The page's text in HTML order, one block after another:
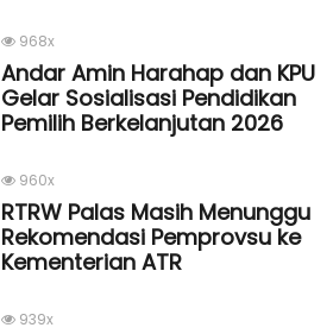
968x
Andar Amin Harahap dan KPU
Gelar Sosialisasi Pendidikan
Pemilih Berkelanjutan 2026
960x
RTRW Palas Masih Menunggu
Rekomendasi Pemprovsu ke
Kementerian ATR
939x